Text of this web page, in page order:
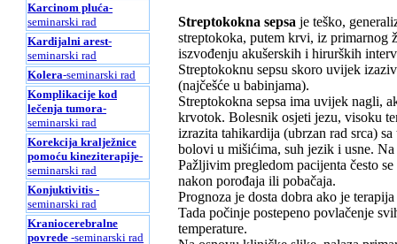
Karcinom pluća-
seminarski rad
Kardijalni arest-
seminarski rad
Kolera-seminarski rad
Komplikacije kod
lečenja tumora-
seminarski rad
Korekcija kralježnice
pomoću kineziterapije-
seminarski rad
Konjuktivitis -
seminarski rad
Kraniocerebralne
povrede -seminarski rad
Streptokokna sepsa je teško,
streptokoka, putem krvi, iz primarnog
iszvođenju akušerskih i hirurških
Streptokoknu sepsu skoro uvijek
(najčešće u babinjama).
Streptokokna sepsa ima uvijek nagli,
krvotok. Bolesnik osjeti jezu, visoku
izrazita tahikardija (ubrzan rad srca)
bolovi u mišićima, suh jezik i usne.
Pažljivim pregledom pacijenta često
nakon porođaja ili pobačaja.
Prognoza je dosta dobra ako je
Tada počinje postepeno povlačenje
temperature.